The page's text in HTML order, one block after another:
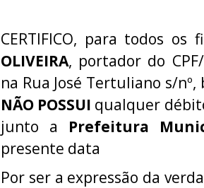
CERTIFICO, para todos
OLIVEIRA, portador do
na Rua José Tertuliano s/
NÃO POSSUI qualquer
junto a Prefeitura
presente data
Por ser a expressão da